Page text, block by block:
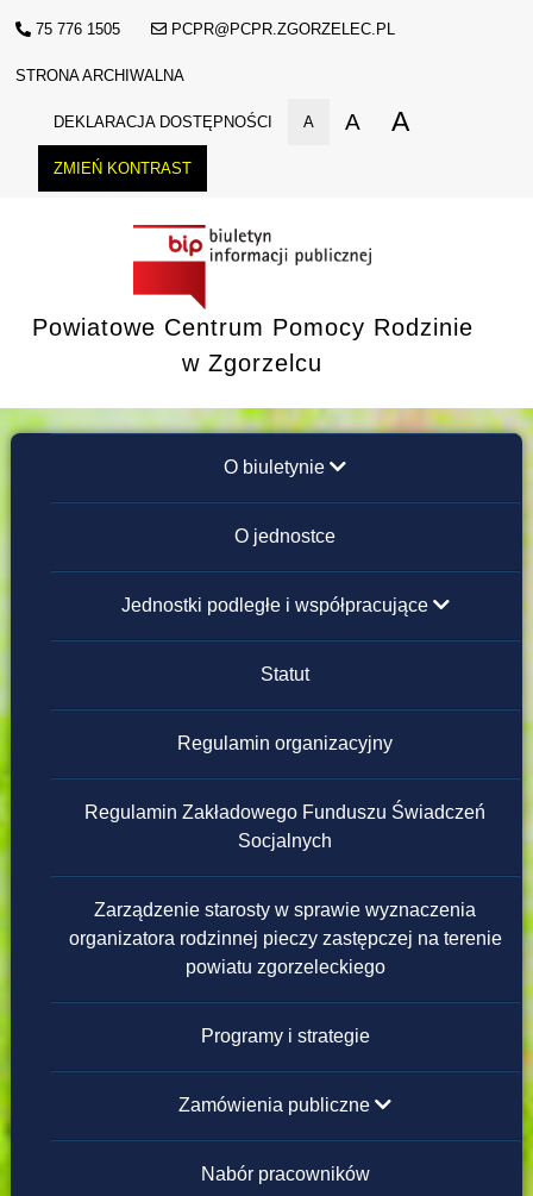
75 776 1505 PCPR@PCPR.ZGORZELEC.PL
STRONA ARCHIWALNA
DEKLARACJA DOSTĘPNOŚCI A A A
ZMIEŃ KONTRAST
Powiatowe Centrum Pomocy Rodzinie
w Zgorzelcu
O biuletynie
Instrukcja obsługi
Redakcja strony
O jednostce
Jednostki podległe i współpracujące
Placówki Opiekuńczo-Wychowawcze
Domy Pomocy Społecznej
Powiatowe Ośrodki Wsparcia
Ośrodek Interwencji Kryzysowej
Statut
Regulamin organizacyjny
Regulamin Zakładowego Funduszu Świadczeń
Socjalnych
Zarządzenie starosty w sprawie wyznaczenia
organizatora rodzinnej pieczy zastępczej na terenie
powiatu zgorzeleckiego
Programy i strategie
Zamówienia publiczne
poniżej 130 000 zł
Nabór pracowników